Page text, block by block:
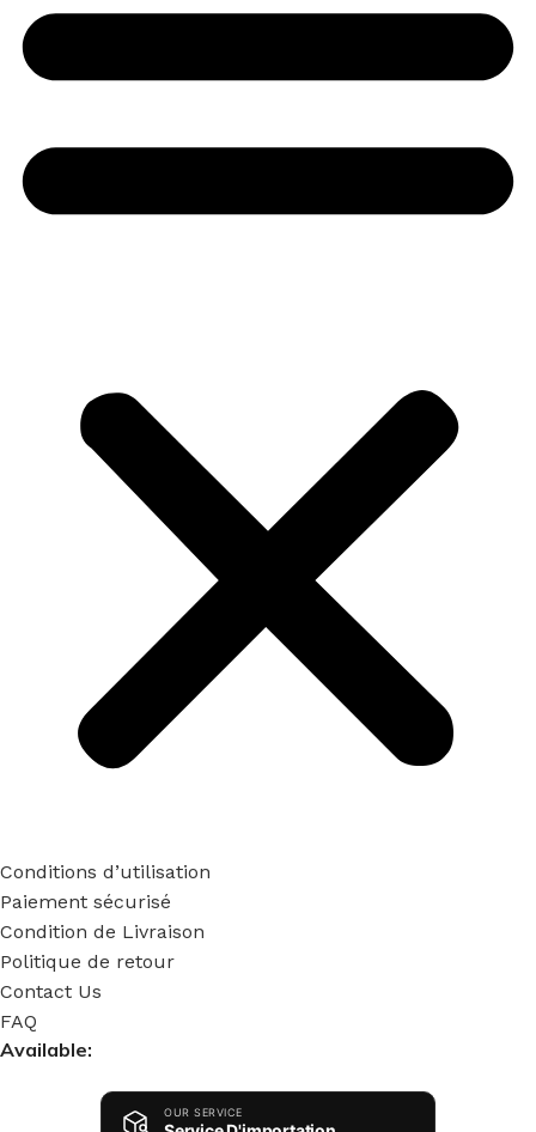
Conditions d’utilisation
Paiement sécurisé
Condition de Livraison
Politique de retour
Contact Us
FAQ
Available:
OUR SERVICE
AMBEQ
Réponse habituelle en moins de 5 min
accompagner aujourd'hui ?